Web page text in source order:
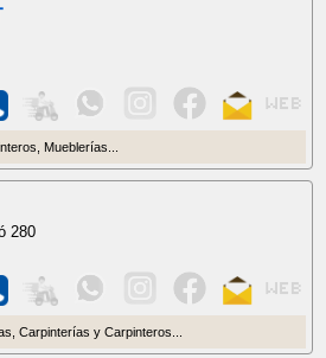
Mueblerías...
280
Carpinterías y Carpinteros...